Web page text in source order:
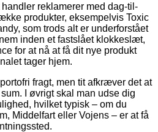
reklamerer med dag-til-
produkter, eksempelvis Toxic
som trods alt er underforstået
inden et fastslået klokkeslæt,
for at nå at få dit nye produkt
tager hjem.
fragt, men tit afkræver det at
I øvrigt skal man udse dig
hvilket typisk – om du
Middelfart eller Vojens – er at få